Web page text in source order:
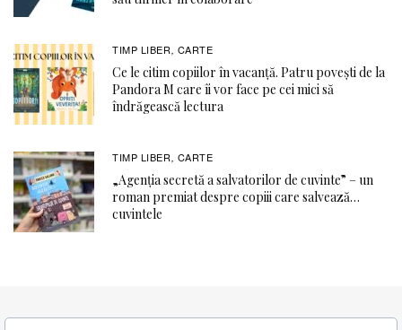
TIMP LIBER , CARTE
Ce le citim copiilor în vacanță. Patru povești de la
Pandora M care îi vor face pe cei mici să
îndrăgească lectura
TIMP LIBER , CARTE
„Agenția secretă a salvatorilor de cuvinte” – un
roman premiat despre copiii care salvează…
cuvintele